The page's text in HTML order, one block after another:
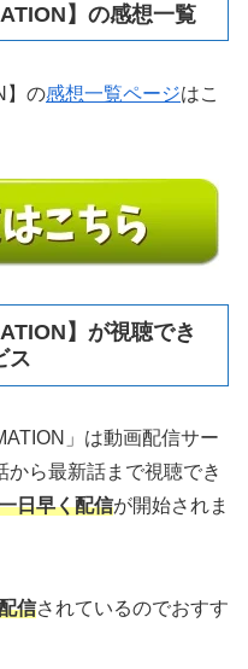
】の感想一覧
】の感想一覧ページはこ
】が視聴でき
ス
」は動画配信サー
から最新話まで視聴でき
日早く配信が開始されま
信されているのでおすす